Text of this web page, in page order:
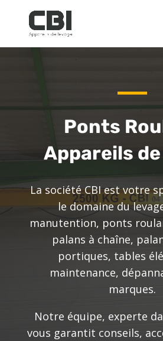
Ponts
Appareils
La société CBI est votre
le domaine du
manutention, ponts
palans à chaîne,
portiques, tables
maintenance,
marques.
Notre équipe, experte
vous garantit conseils,